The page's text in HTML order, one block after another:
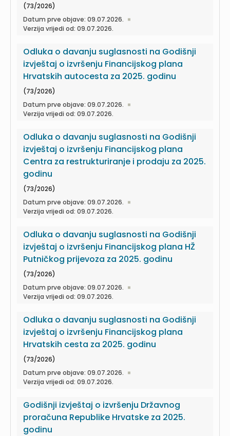
(73/2026)
Datum prve objave: 09.07.2026.
Verzija vrijedi od: 09.07.2026.
Odluka o davanju suglasnosti na Godišnji
izvještaj o izvršenju Financijskog plana
Hrvatskih autocesta za 2025. godinu
(73/2026)
Datum prve objave: 09.07.2026.
Verzija vrijedi od: 09.07.2026.
Odluka o davanju suglasnosti na Godišnji
izvještaj o izvršenju Financijskog plana
Centra za restrukturiranje i prodaju za 2025.
godinu
(73/2026)
Datum prve objave: 09.07.2026.
Verzija vrijedi od: 09.07.2026.
Odluka o davanju suglasnosti na Godišnji
izvještaj o izvršenju Financijskog plana HŽ
Putničkog prijevoza za 2025. godinu
(73/2026)
Datum prve objave: 09.07.2026.
Verzija vrijedi od: 09.07.2026.
Odluka o davanju suglasnosti na Godišnji
izvještaj o izvršenju Financijskog plana
Hrvatskih cesta za 2025. godinu
(73/2026)
Datum prve objave: 09.07.2026.
Verzija vrijedi od: 09.07.2026.
Godišnji izvještaj o izvršenju Državnog
proračuna Republike Hrvatske za 2025.
godinu